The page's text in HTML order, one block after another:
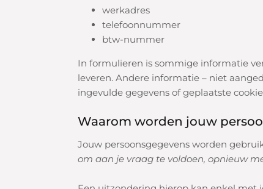
werkadres
telefoonnummer
btw-nummer
In formulieren is sommige informatie
leveren. Andere informatie – niet
ingevulde gegevens of geplaatste
Waarom worden jouw
Jouw persoonsgegevens worden
om aan je vraag te voldoen, opnieuw